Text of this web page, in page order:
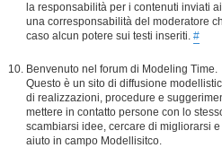
la responsabilità per i contenuti inviati
una corresponsabilità del moderatore
caso alcun potere sui testi inseriti. #
Benvenuto nel forum di Modeling Time.
Questo è un sito di diffusione
di realizzazioni, procedure e
mettere in contatto persone con lo
scambiarsi idee, cercare di migliorarsi
aiuto in campo Modellisitco.